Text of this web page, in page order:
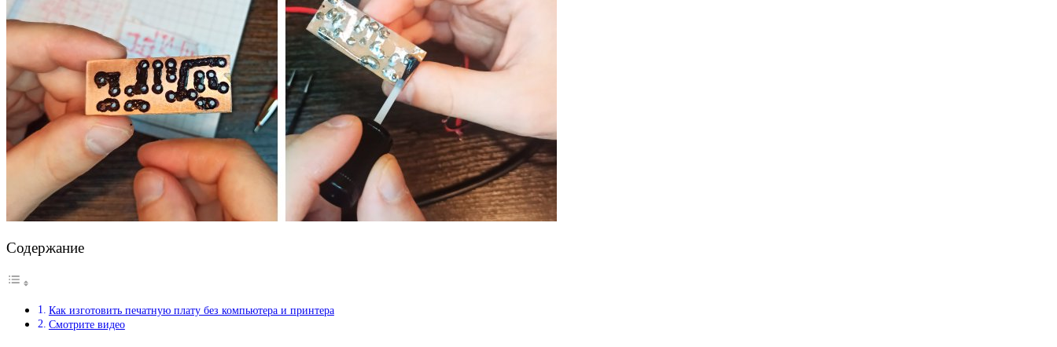
Содержание
Как изготовить печатную плату без компьютера и принтера
Смотрите видео